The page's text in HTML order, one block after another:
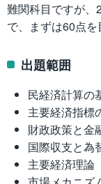
難関科目ですが、
で、まずは60点を
出題範囲
民経済計算の
主要経済指標
財政政策と金
国際収支と為
主要経済理論